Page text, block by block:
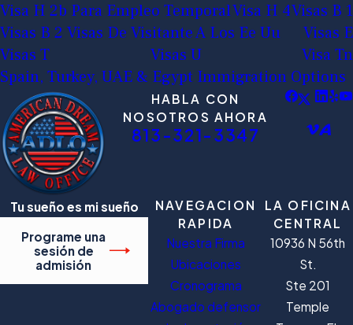
Visa H 2b Para Empleo TemporalVisa H 4Visas B 1
Visas B 2 Visas De Visitante A Los Ee Uu
Visas E
Visas T
Visas U
Visa Tn
Spain, Turkey, UAE & Egypt Immigration Options
HABLA CON
NOSOTROS AHORA
813-321-3347
Tu sueño es mi sueño
Programe una
sesión de
admisión
NAVEGACION
RAPIDA
Nuestra Firma
Ubicaciones
Cronograma
Abogado defensor
LA OFICINA
CENTRAL
10936 N 56th
St.
Ste 201
Temple